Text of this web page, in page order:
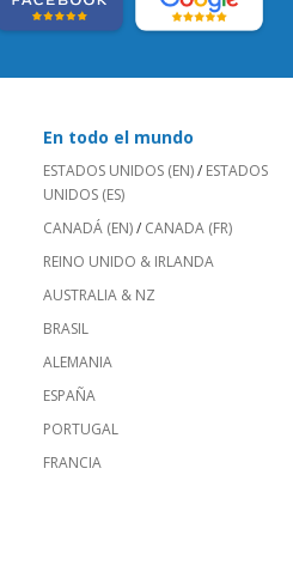
En todo el mundo
ESTADOS UNIDOS (EN)/ ESTADOS
UNIDOS (ES)
CANADÁ (EN)/ CANADA (FR)
REINO UNIDO & IRLANDA
AUSTRALIA & NZ
BRASIL
ALEMANIA
ESPAÑA
PORTUGAL
FRANCIA